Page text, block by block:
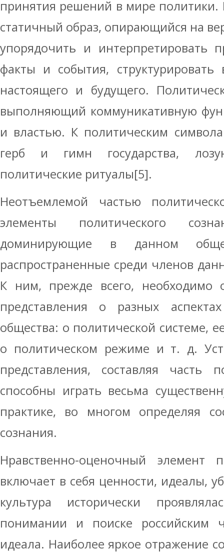
принятия решений в мире
статичный образ, опирающийся на
упорядочить и интерпретировать
факты и события, структурировать
настоящего и будущего.
выполняющий коммуникативную
и властью. К политическим
герб и гимн государства,
политические ритуалы[5].
Неотъемлемой частью
элементы политического
доминирующие в данном
распространенные среди членов
К ним, прежде всего, необходимо
представления о разных
общества: о политической системе,
о политическом режиме и т. д.
представления, составляя часть
способны играть весьма
практике, во многом определяя
сознания.
Нравственно-оценочный элемент
включает в себя ценности, идеалы,
культура исторически
понимании и поиске российским
идеала. Наиболее яркое отражение